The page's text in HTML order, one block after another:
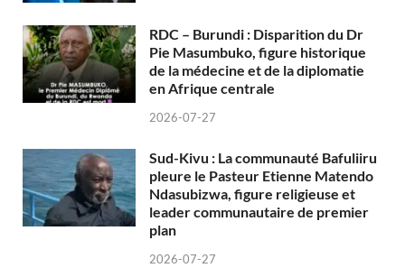
RDC – Burundi : Disparition du Dr
Pie Masumbuko, figure historique
de la médecine et de la diplomatie
en Afrique centrale
2026-07-27
Sud-Kivu : La communauté Bafuliiru
pleure le Pasteur Etienne Matendo
Ndasubizwa, figure religieuse et
leader communautaire de premier
plan
2026-07-27